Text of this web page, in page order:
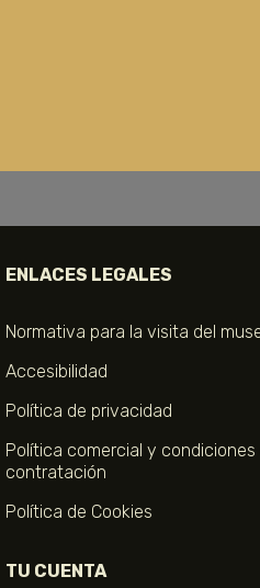
ENLACES LEGALES
Normativa para la visita del
Accesibilidad
Política de privacidad
Política comercial y condiciones
contratación
Política de Cookies
TU CUENTA